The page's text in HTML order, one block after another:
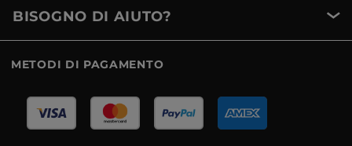
BISOGNO DI AIUTO?
METODI DI PAGAMENTO